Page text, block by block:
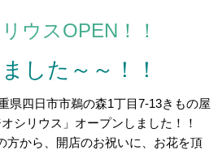
ウスOPEN！！
した～～！！
県四日市市鵜の森1丁目7-13きもの屋
シリウス」オープンしました！！
方から、開店のお祝いに、お花を頂